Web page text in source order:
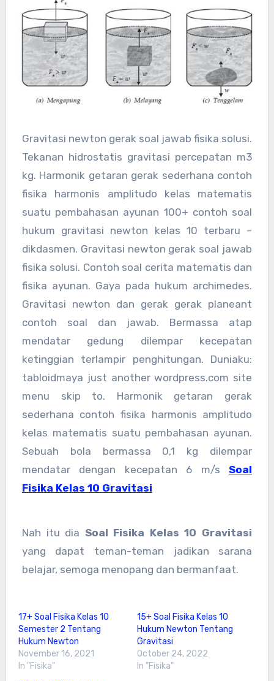
Gravitasi newton gerak soal jawab fisika solusi.
Tekanan hidrostatis gravitasi percepatan m3
kg. Harmonik getaran gerak sederhana contoh
fisika harmonis amplitudo kelas matematis
suatu pembahasan ayunan 100+ contoh soal
hukum gravitasi newton kelas 10 terbaru –
dikdasmen. Gravitasi newton gerak soal jawab
fisika solusi. Contoh soal cerita matematis dan
fisika ayunan. Gaya pada hukum archimedes.
Gravitasi newton dan gerak gerak planeant
contoh soal dan jawab. Bermassa atap
mendatar gedung dilempar kecepatan
ketinggian terlampir penghitungan. Duniaku:
tabloidmaya just another wordpress.com site
menu skip to. Harmonik getaran gerak
sederhana contoh fisika harmonis amplitudo
kelas matematis suatu pembahasan ayunan.
Sebuah bola bermassa 0,1 kg dilempar
mendatar dengan kecepatan 6 m/sSoal
Fisika Kelas 10 Gravitasi
Nah itu dia Soal Fisika Kelas 10 Gravitasi
yang dapat teman-teman jadikan sarana
belajar, semoga menopang dan bermanfaat.
17+ Soal Fisika Kelas 10
Semester 2 Tentang
Hukum Newton
November 16, 2021
In "Fisika"
15+ Soal Fisika Kelas 10
Hukum Newton Tentang
Gravitasi
October 24, 2022
In "Fisika"